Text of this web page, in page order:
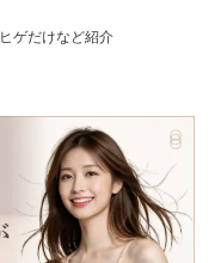
ゲだけなど紹介